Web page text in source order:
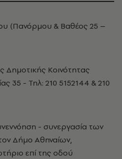
(Πανόρμου & Βαθέος 25 –
Κοινότητας
35 - Τηλ: 210 5152144 & 210
- συνεργασία των
Δήμο Αθηναίων,
επί της οδού